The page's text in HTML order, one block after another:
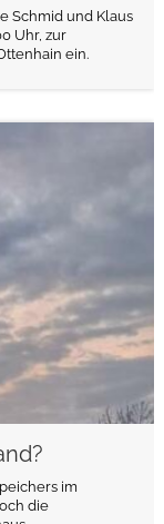
Schmid und Klaus
Uhr, zur
ein.
im
die